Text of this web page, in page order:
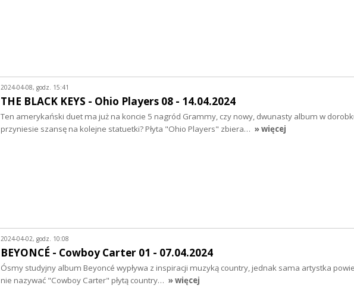
2024-04-08, godz. 15:41
THE BLACK KEYS - Ohio Players 08 - 14.04.2024
Ten amerykański duet ma już na koncie 5 nagród Grammy, czy nowy, dwunasty album w
przyniesie szansę na kolejne statuetki? Płyta "Ohio Players" zbiera… » więcej
2024-04-02, godz. 10:08
BEYONCÉ - Cowboy Carter 01 - 07.04.2024
Ósmy studyjny album Beyoncé wypływa z inspiracji muzyką country, jednak sama artystka
nie nazywać "Cowboy Carter" płytą country… » więcej